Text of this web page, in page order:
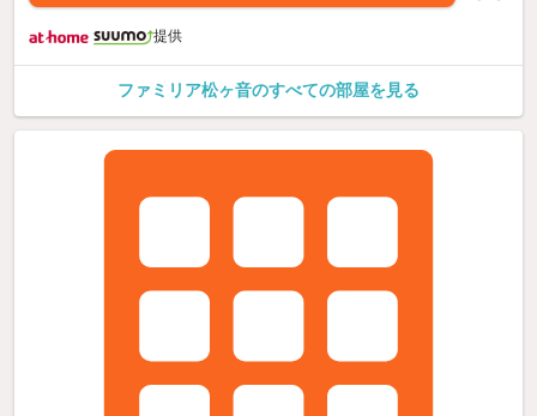
提供
ファミリア松ヶ音のすべての部屋を見る